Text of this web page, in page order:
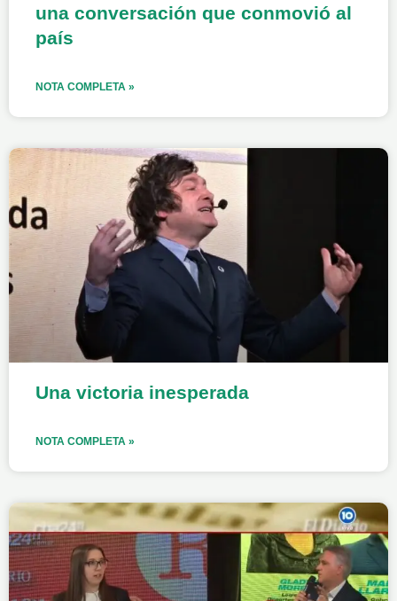
una conversación que conmovió al
país
NOTA COMPLETA »
Una victoria inesperada
NOTA COMPLETA »